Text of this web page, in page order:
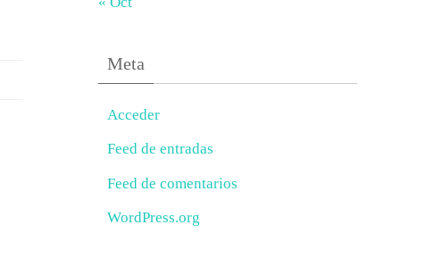
Meta
Acceder
Feed de entradas
Feed de comentarios
WordPress.org